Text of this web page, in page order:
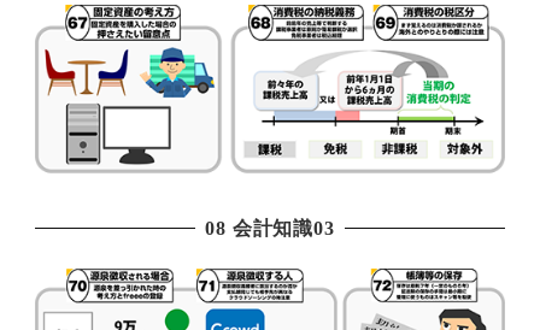
08 会計知識03